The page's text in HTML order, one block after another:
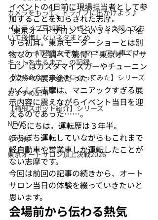
カメラをもって、ドライブに出かけよう♪
【ドライブ豆知識】いざというとき知ってお
いて後悔しないネタまとめ
ペーパーAT限定女子が、マニュアル車でサー
キットを走るまで。の記録。
【業務命令で車好きになってみた】シリーズ
おすすめ記事
【箱根スポット紹介】シリーズ
NEWS
その他
東京オートサロン頂上決戦2026
イベントの4日前に現場担当者として参
加することを知らされた志摩。
“東京オートサロン”というイベント名
すら初耳。東京モーターショーとは別
物なの？と調べて驚愕！“東京オートサ
ロン”はカスタマイズカーやチューニン
グカーの展示会だった！
かくして志摩は、マニアックすぎる展
示内容に震えながらイベント当日を迎
えるのであった……。
こんにちは。運転歴は３年半。
ぼちぼち運転していながらもこれまで
軽自動車や営業車しか運転したことが
ない志摩です。
今回は前回の記事の続きから、オート
サロン当日の体験を綴っていきたいと
思います。
会場前から伝わる熱気